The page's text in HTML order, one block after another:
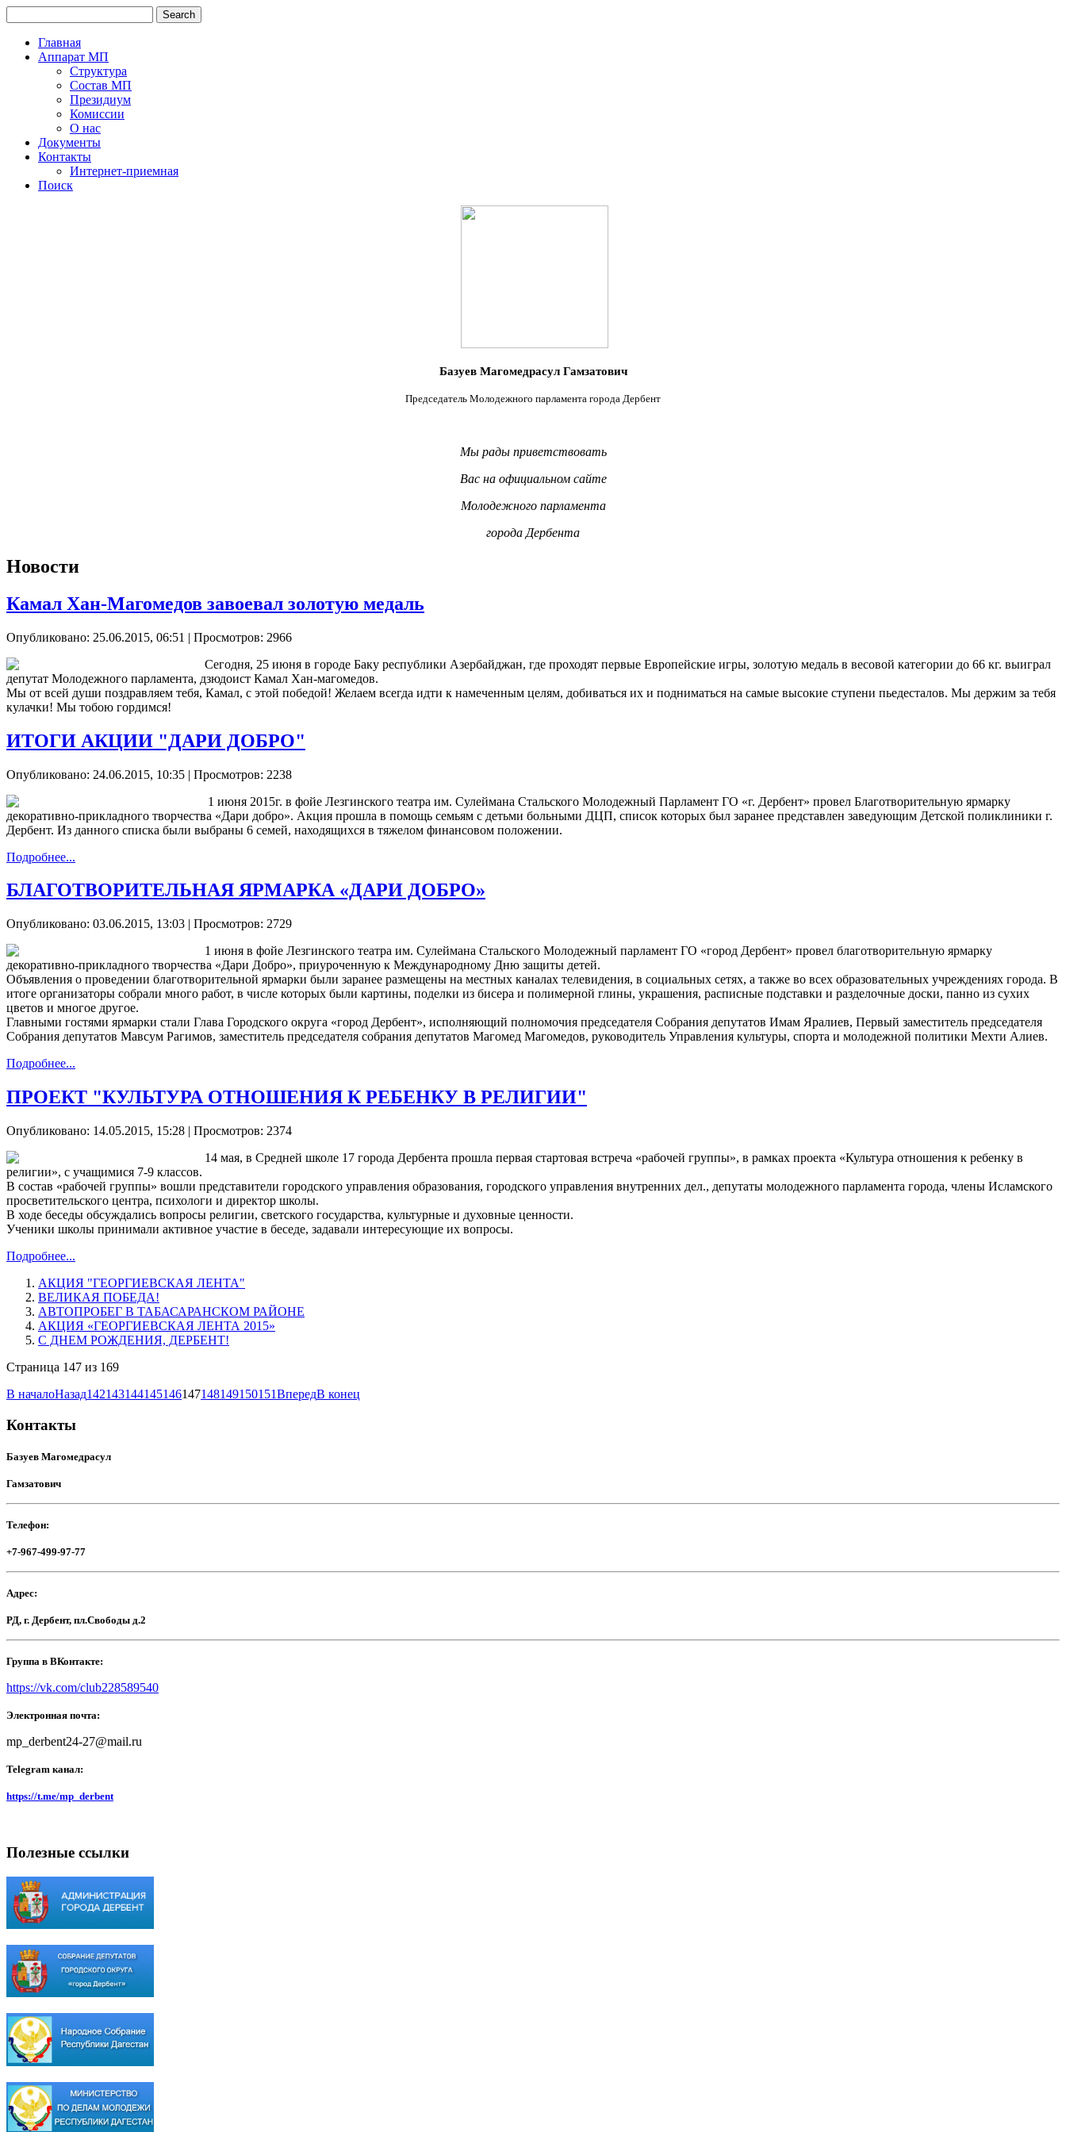
Главная
Аппарат МП
Структура
Состав МП
Президиум
Комиссии
О нас
Документы
Контакты
Интернет-приемная
Поиск
Базуев Магомедрасул Гамзатович
Председатель Молодежного парламента города Дербент
Мы рады приветствовать
Вас на официальном сайте
Молодежного парламента
города Дербента
Новости
Камал Хан-Магомедов завоевал золотую медаль
Опубликовано: 25.06.2015, 06:51 | Просмотров: 2966
Сегодня, 25 июня в городе Баку республики Азербайджан, где проходят первые Европейские игры, золотую медаль в весовой категории до 66 кг. выиграл
депутат Молодежного парламента, дзюдоист Камал Хан-магомедов.
Мы от всей души поздравляем тебя, Камал, с этой победой! Желаем всегда идти к намеченным целям, добиваться их и подниматься на самые высокие ступени пьедесталов. Мы держим за тебя
кулачки! Мы тобою гордимся!
ИТОГИ АКЦИИ "ДАРИ ДОБРО"
Опубликовано: 24.06.2015, 10:35 | Просмотров: 2238
1 июня 2015г. в фойе Лезгинского театра им. Сулеймана Стальского Молодежный Парламент ГО «г. Дербент» провел Благотворительную ярмарку
декоративно-прикладного творчества «Дари добро». Акция прошла в помощь семьям с детьми больными ДЦП, список которых был заранее представлен заведующим Детской поликлиники г.
Дербент. Из данного списка были выбраны 6 семей, находящихся в тяжелом финансовом положении.
Подробнее...
БЛАГОТВОРИТЕЛЬНАЯ ЯРМАРКА «ДАРИ ДОБРО»
Опубликовано: 03.06.2015, 13:03 | Просмотров: 2729
1 июня в фойе Лезгинского театра им. Сулеймана Стальского Молодежный парламент ГО «город Дербент» провел благотворительную ярмарку
декоративно-прикладного творчества «Дари Добро», приуроченную к Международному Дню защиты детей.
Объявления о проведении благотворительной ярмарки были заранее размещены на местных каналах телевидения, в социальных сетях, а также во всех образовательных учреждениях города. В
итоге организаторы собрали много работ, в числе которых были картины, поделки из бисера и полимерной глины, украшения, расписные подставки и разделочные доски, панно из сухих
цветов и многое другое.
Главными гостями ярмарки стали Глава Городского округа «город Дербент», исполняющий полномочия председателя Собрания депутатов Имам Яралиев, Первый заместитель председателя
Собрания депутатов Мавсум Рагимов, заместитель председателя собрания депутатов Магомед Магомедов, руководитель Управления культуры, спорта и молодежной политики Мехти Алиев.
Подробнее...
ПРОЕКТ "КУЛЬТУРА ОТНОШЕНИЯ К РЕБЕНКУ В РЕЛИГИИ"
Опубликовано: 14.05.2015, 15:28 | Просмотров: 2374
14 мая, в Средней школе 17 города Дербента прошла первая стартовая встреча «рабочей группы», в рамках проекта «Культура отношения к ребенку в
религии», с учащимися 7-9 классов.
В состав «рабочей группы» вошли представители городского управления образования, городского управления внутренних дел., депутаты молодежного парламента города, члены Исламского
просветительского центра, психологи и директор школы.
В ходе беседы обсуждались вопросы религии, светского государства, культурные и духовные ценности.
Ученики школы принимали активное участие в беседе, задавали интересующие их вопросы.
Подробнее...
АКЦИЯ "ГЕОРГИЕВСКАЯ ЛЕНТА"
ВЕЛИКАЯ ПОБЕДА!
АВТОПРОБЕГ В ТАБАСАРАНСКОМ РАЙОНЕ
АКЦИЯ «ГЕОРГИЕВСКАЯ ЛЕНТА 2015»
С ДНЕМ РОЖДЕНИЯ, ДЕРБЕНТ!
Страница 147 из 169
В началоНазад142143144145146147148149150151ВпередВ конец
Контакты
Базуев Магомедрасул
Гамзатович
Телефон:
+7-967-499-97-77
Адрес:
РД, г. Дербент, пл.Свободы д.2
Группа в ВКонтакте:
https://vk.com/club228589540
Электронная почта:
mp_derbent24-27@mail.ru
Telegram канал:
https://t.me/mp_derbent
Полезные ссылки